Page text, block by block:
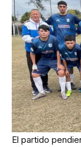
El partido